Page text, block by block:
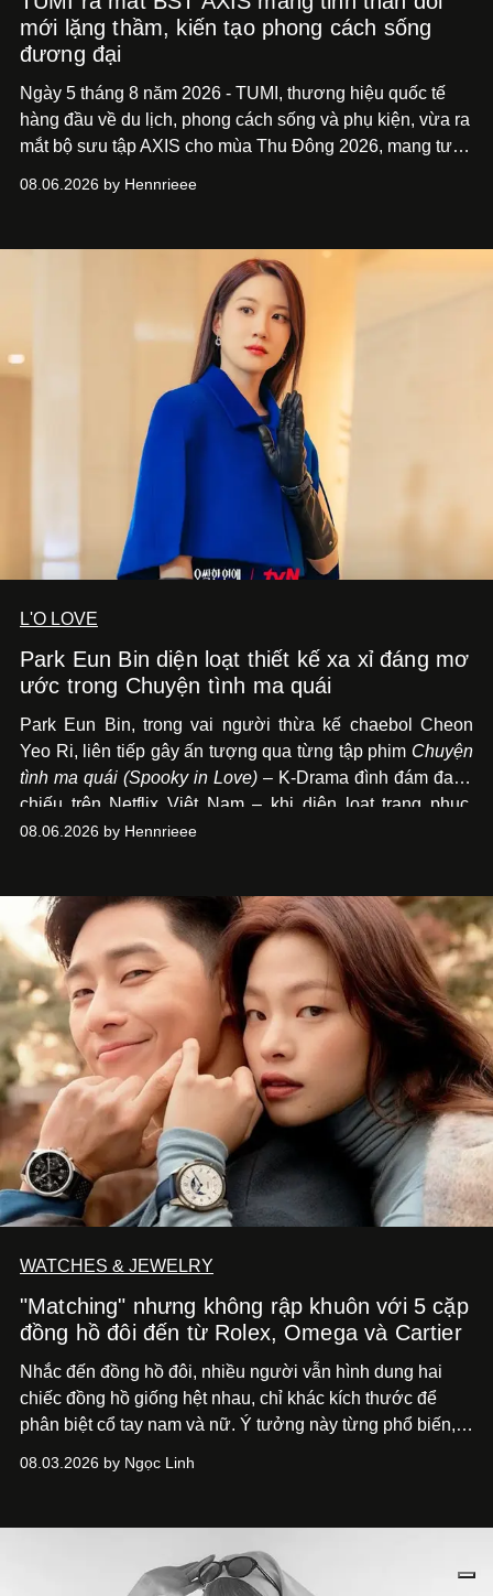
mới lặng thầm, kiến tạo phong cách sống
đương đại
Ngày 5 tháng 8 năm 2026 - TUMI, thương hiệu quốc tế
hàng đầu về du lịch, phong cách sống và phụ kiện, vừa ra
mắt bộ sưu tập AXIS cho mùa Thu Đông 2026, mang tư
và phong cách sống hiện đại bằng thiết kế sắc nét, chuẩn
08.06.2026 by Hennrieee
L'O LOVE
Park Eun Bin diện loạt thiết kế xa xỉ đáng mơ
ước trong Chuyện tình ma quái
Park Eun Bin, trong vai người thừa kế chaebol Cheon
Yeo Ri, liên tiếp gây ấn tượng qua từng tập phim Chuyện
tình ma quái (Spooky in Love) – K-Drama đình đám đang
chiếu trên Netflix Việt Nam – khi diện loạt trang phục,
đồng hồ & trang sức xa xỉ tương xứng với địa vị trên màn
08.06.2026 by Hennrieee
WATCHES & JEWELRY
"Matching" nhưng không rập khuôn với 5 cặp
đồng hồ đôi đến từ Rolex, Omega và Cartier
Nhắc đến đồng hồ đôi, nhiều người vẫn hình dung hai
chiếc đồng hồ giống hệt nhau, chỉ khác kích thước để
phân biệt cổ tay nam và nữ. Ý tưởng này từng phổ biến,
khá rập khuôn. Nói lời tạm biết hai phiên bản nam nữ
mải miết tìm kiếm sự đồng nhất tuyệt đối. Họ để những
đường nét, tỷ lệ và bảng màu nối liền hai thiết kế, dù mỗi
phiên bản vẫn mang linh hồn riêng.
08.03.2026 by Ngọc Linh